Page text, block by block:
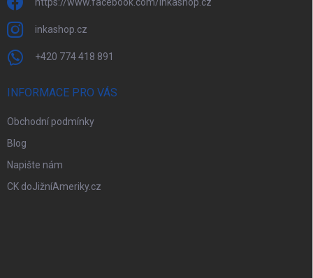
https://www.facebook.com/inkashop.cz
inkashop.cz
+420 774 418 891
INFORMACE PRO VÁS
Obchodní podmínky
Blog
Napište nám
CK doJižníAmeriky.cz